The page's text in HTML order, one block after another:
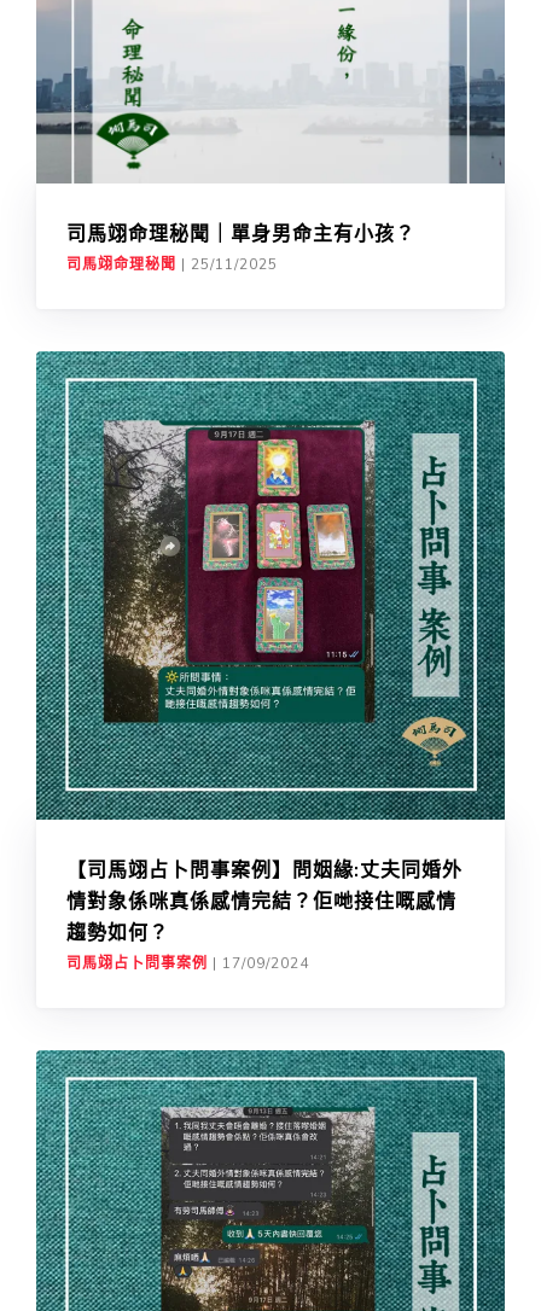
司馬翊命理秘聞｜單身男命主有小孩？
司馬翊命理秘聞 | 25/11/2025
【司馬翊占卜問事案例】問姻緣:丈夫同婚外
情對象係咪真係感情完結？佢哋接住嘅感情
趨勢如何？
司馬翊占卜問事案例 | 17/09/2024